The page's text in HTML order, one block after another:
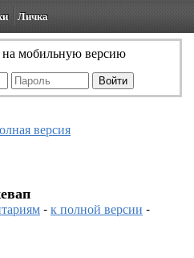
Личка
мобильную версию
версия
-к полной версии -